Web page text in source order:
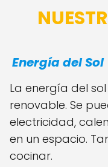
Energía del Sol
La energía del
renovable. Se
electricidad,
en un espacio.
cocinar.